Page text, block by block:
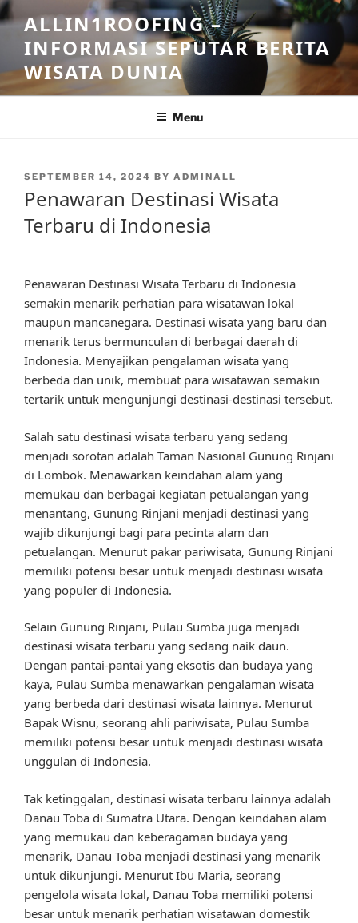
Skip
to
content
ALLIN1ROOFING –
INFORMASI SEPUTAR BERITA
WISATA DUNIA
Menu
POSTED
SEPTEMBER 14, 2024 BY ADMINALL
Penawaran Destinasi Wisata
Terbaru di Indonesia
Penawaran Destinasi Wisata Terbaru di Indonesia
semakin menarik perhatian para wisatawan lokal
maupun mancanegara. Destinasi wisata yang baru dan
menarik terus bermunculan di berbagai daerah di
Indonesia. Menyajikan pengalaman wisata yang
berbeda dan unik, membuat para wisatawan semakin
tertarik untuk mengunjungi destinasi-destinasi tersebut.
Salah satu destinasi wisata terbaru yang sedang
menjadi sorotan adalah Taman Nasional Gunung Rinjani
di Lombok. Menawarkan keindahan alam yang
memukau dan berbagai kegiatan petualangan yang
menantang, Gunung Rinjani menjadi destinasi yang
wajib dikunjungi bagi para pecinta alam dan
petualangan. Menurut pakar pariwisata, Gunung Rinjani
memiliki potensi besar untuk menjadi destinasi wisata
yang populer di Indonesia.
Selain Gunung Rinjani, Pulau Sumba juga menjadi
destinasi wisata terbaru yang sedang naik daun.
Dengan pantai-pantai yang eksotis dan budaya yang
kaya, Pulau Sumba menawarkan pengalaman wisata
yang berbeda dari destinasi wisata lainnya. Menurut
Bapak Wisnu, seorang ahli pariwisata, Pulau Sumba
memiliki potensi besar untuk menjadi destinasi wisata
unggulan di Indonesia.
Tak ketinggalan, destinasi wisata terbaru lainnya adalah
Danau Toba di Sumatra Utara. Dengan keindahan alam
yang memukau dan keberagaman budaya yang
menarik, Danau Toba menjadi destinasi yang menarik
untuk dikunjungi. Menurut Ibu Maria, seorang
pengelola wisata lokal, Danau Toba memiliki potensi
besar untuk menarik perhatian wisatawan domestik